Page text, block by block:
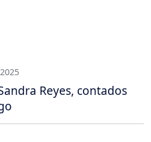
Reyes, contados